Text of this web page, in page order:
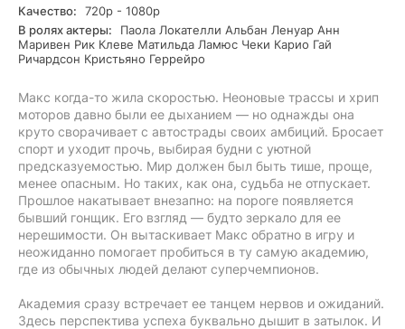
Качество:
720р - 1080р
В ролях актеры:
Паола Локателли Альбан Ленуар Анн
Маривен Рик Клеве Матильда Ламюс Чеки Карио Гай
Ричардсон Кристьяно Геррейро
Макс когда-то жила скоростью. Неоновые трассы и хрип
моторов давно были ее дыханием — но однажды она
круто сворачивает с автострады своих амбиций. Бросает
спорт и уходит прочь, выбирая будни с уютной
предсказуемостью. Мир должен был быть тише, проще,
менее опасным. Но таких, как она, судьба не отпускает.
Прошлое накатывает внезапно: на пороге появляется
бывший гонщик. Его взгляд — будто зеркало для ее
нерешимости. Он вытаскивает Макс обратно в игру и
неожиданно помогает пробиться в ту самую академию,
где из обычных людей делают суперчемпионов.
Академия сразу встречает ее танцем нервов и ожиданий.
Здесь перспектива успеха буквально дышит в затылок. И